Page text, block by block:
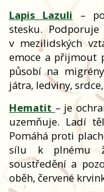
Lapis Lazuli –
stesku.
v mezilidských
emoce a přijmout
působí na
játra, ledviny,
Hematit – je
uzemňuje. Ladí
Pomáhá proti
sílu k plnému
soustředění a
oběh, červené